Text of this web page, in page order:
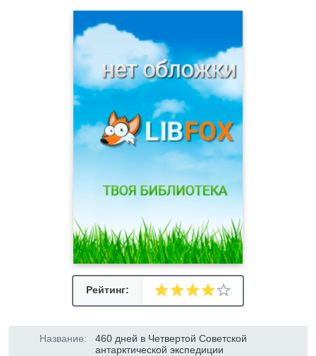
Рейтинг:
Название:
460 дней в Четвертой Советской
антарктической экспедиции